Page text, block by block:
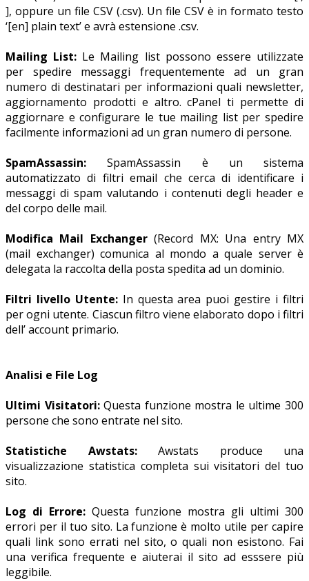
], oppure un file CSV (.csv). Un file CSV è in formato testo
‘[en] plain text’ e avrà estensione .csv.
Mailing List: Le Mailing list possono essere utilizzate
per spedire messaggi frequentemente ad un gran
numero di destinatari per informazioni quali newsletter,
aggiornamento prodotti e altro. cPanel ti permette di
aggiornare e configurare le tue mailing list per spedire
facilmente informazioni ad un gran numero di persone.
SpamAssassin: SpamAssassin è un sistema
automatizzato di filtri email che cerca di identificare i
messaggi di spam valutando i contenuti degli header e
del corpo delle mail.
Modifica Mail Exchanger(Record MX: Una entry MX
(mail exchanger) comunica al mondo a quale server è
delegata la raccolta della posta spedita ad un dominio.
Filtri livello Utente:In questa area puoi gestire i filtri
per ogni utente. Ciascun filtro viene elaborato dopo i filtri
dell’ account primario.
Analisi e File Log
Ultimi Visitatori:Questa funzione mostra le ultime 300
persone che sono entrate nel sito.
Statistiche Awstats:Awstats produce una
visualizzazione statistica completa sui visitatori del tuo
sito.
Log di Errore: Questa funzione mostra gli ultimi 300
errori per il tuo sito. La funzione è molto utile per capire
quali link sono errati nel sito, o quali non esistono. Fai
una verifica frequente e aiuterai il sito ad esssere più
leggibile.